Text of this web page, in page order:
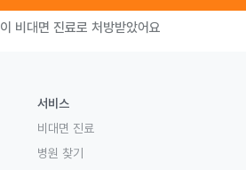
이 비대면 진료로 처방받았어요
서비스
비대면 진료
병원 찾기